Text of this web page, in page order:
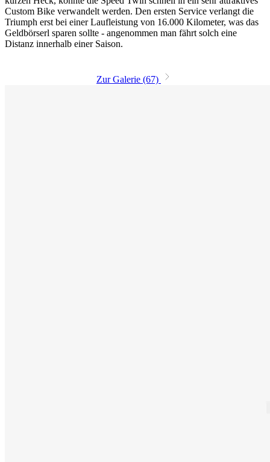
Custom Bike verwandelt werden. Den ersten Service verlangt die
Triumph erst bei einer Laufleistung von 16.000 Kilometer, was das
Geldbörserl sparen sollte - angenommen man fährt solch eine
Distanz innerhalb einer Saison.
Zur Galerie (67)